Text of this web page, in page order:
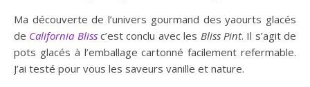
Ma découverte de l’univers gourmand des yaourts glacés
de California Blissc’est conclu avec les Bliss Pint. Il s’agit de
pots glacés à l’emballage cartonné facilement refermable.
J’ai testé pour vous les saveurs vanille et nature.